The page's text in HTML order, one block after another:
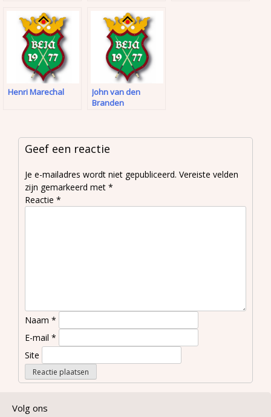
Henri Marechal
John van den
Branden
Geef een reactie
Je e-mailadres wordt niet gepubliceerd. Vereiste velden
zijn gemarkeerd met *
Reactie *
Naam *
E-mail *
Site
Volg ons